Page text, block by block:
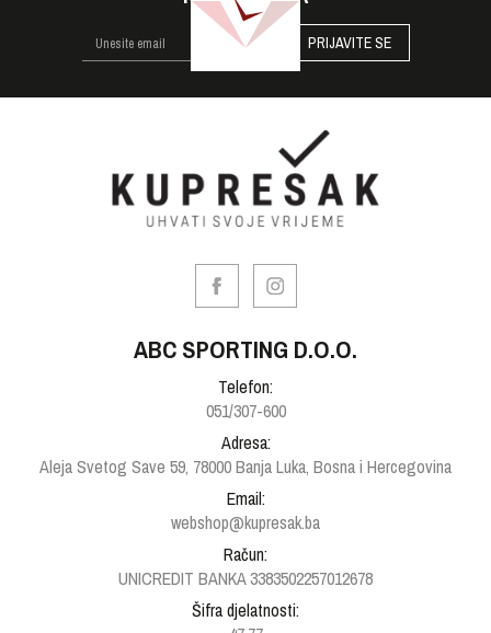
PRIJAVITE SE
ABC SPORTING D.O.O.
Telefon:
051/307-600
Adresa:
Aleja Svetog Save 59, 78000 Banja Luka, Bosna i Hercegovina
Email:
webshop@kupresak.ba
Račun:
UNICREDIT BANKA 3383502257012678
Šifra djelatnosti: